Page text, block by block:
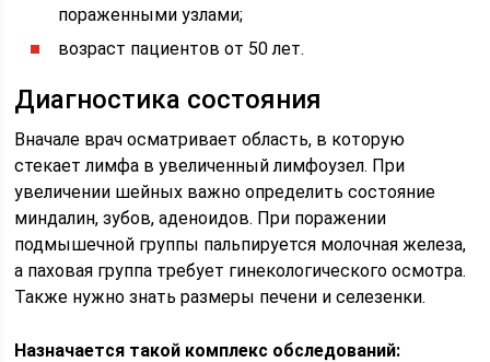
пораженными узлами;
возраст пациентов от 50 лет.
Диагностика состояния
Вначале врач осматривает область, в которую
стекает лимфа в увеличенный лимфоузел. При
увеличении шейных важно определить состояние
миндалин, зубов, аденоидов. При поражении
подмышечной группы пальпируется молочная железа,
а паховая группа требует гинекологического осмотра.
Также нужно знать размеры печени и селезенки.
Назначается такой комплекс обследований: